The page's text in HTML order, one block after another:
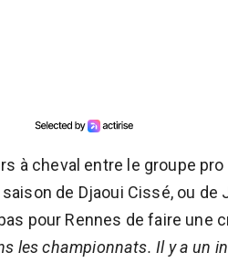
à cheval entre le groupe pro
de Djaoui Cissé, ou de
pour Rennes de faire une
les championnats. Il y a un